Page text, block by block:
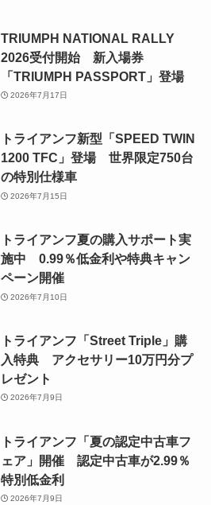
TRIUMPH NATIONAL RALLY
2026受付開始 新入場券
「TRIUMPH PASSPORT」登場
2026年7月17日
トライアンフ新型「SPEED TWIN
1200 TFC」登場 世界限定750台
の特別仕様車
2026年7月15日
トライアンフ夏の購入サポート実
施中 0.99％低金利や特典キャン
ペーン開催
2026年7月10日
トライアンフ「Street Triple」購
入特典 アクセサリー10万円分プ
レゼント
2026年7月9日
トライアンフ「夏の認定中古車フ
ェア」開催 認定中古車が2.99％
特別低金利
2026年7月9日